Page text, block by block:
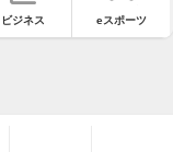
ビジネス eスポーツ